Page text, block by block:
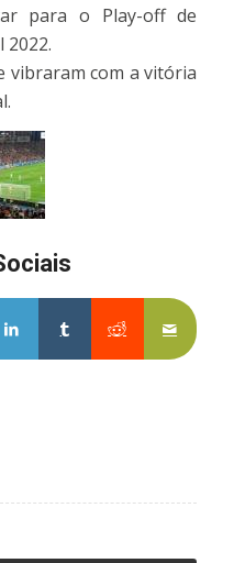
para o Play-off de
2022.
vibraram com a vitória